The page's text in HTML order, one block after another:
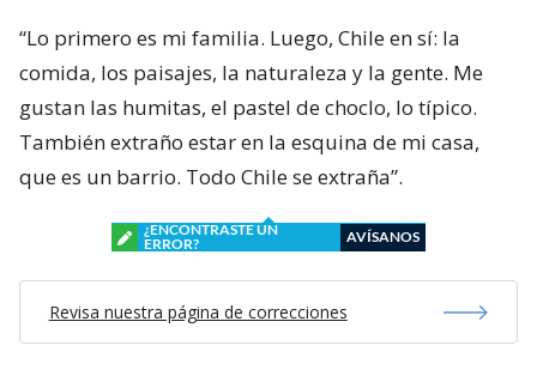
“Lo primero es mi familia. Luego, Chile en sí: la
comida, los paisajes, la naturaleza y la gente. Me
gustan las humitas, el pastel de choclo, lo típico.
También extraño estar en la esquina de mi casa,
que es un barrio. Todo Chile se extraña”.
¿ENCONTRASTE UN
ERROR?
AVÍSANOS
Revisa nuestra página de correcciones